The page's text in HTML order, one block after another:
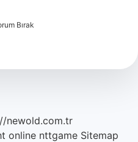
Bırak
newold.com.tr
online nttgame Sitemap